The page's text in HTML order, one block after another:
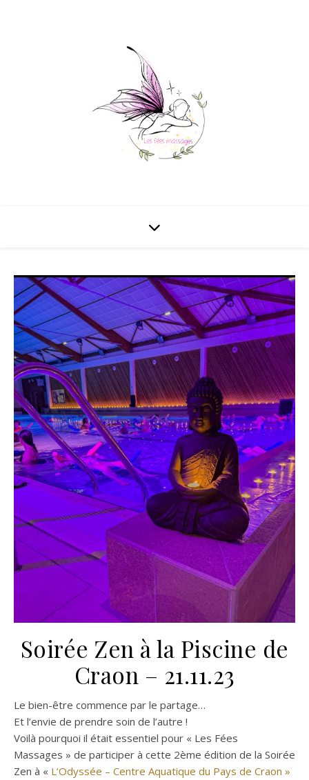
Soirée Zen à la Piscine de
Craon – 21.11.23
Le bien-être commence par le partage…
Et l’envie de prendre soin de l’autre !
Voilà pourquoi il était essentiel pour « Les Fées
Massages » de participer à cette 2ème édition de la Soirée
Zen à « L’Odyssée – Centre Aquatique du Pays de Craon »